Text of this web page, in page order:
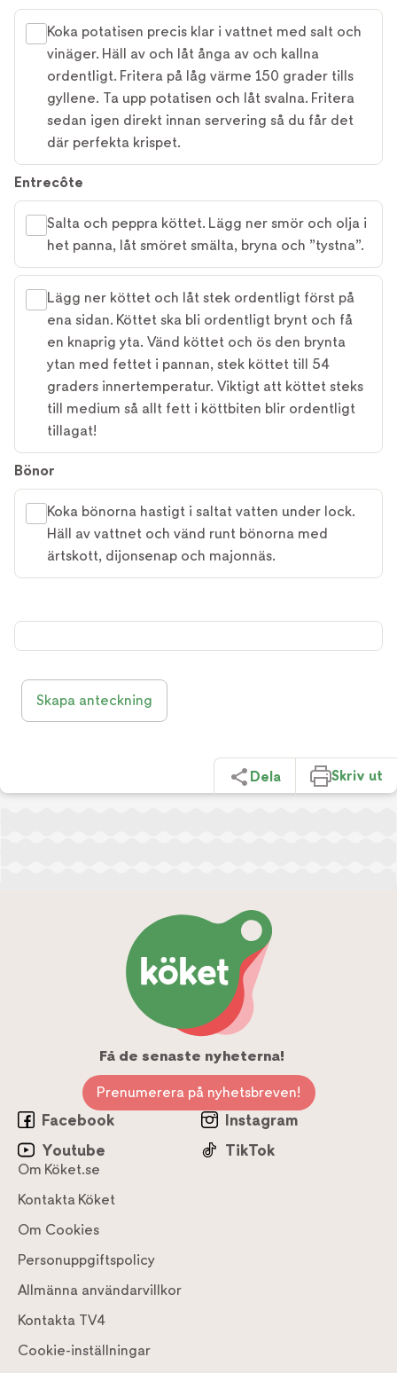
Koka potatisen precis klar i vattnet med salt och
vinäger. Häll av och låt ånga av och kallna
ordentligt. Fritera på låg värme 150 grader tills
gyllene. Ta upp potatisen och låt svalna. Fritera
sedan igen direkt innan servering så du får det
där perfekta krispet.
Entrecôte
Salta och peppra köttet. Lägg ner smör och olja i
het panna, låt smöret smälta, bryna och ”tystna”.
Lägg ner köttet och låt stek ordentligt först på
ena sidan. Köttet ska bli ordentligt brynt och få
en knaprig yta. Vänd köttet och ös den brynta
ytan med fettet i pannan, stek köttet till 54
graders innertemperatur. Viktigt att köttet steks
till medium så allt fett i köttbiten blir ordentligt
tillagat!
Bönor
Koka bönorna hastigt i saltat vatten under lock.
Häll av vattnet och vänd runt bönorna med
ärtskott, dijonsenap och majonnäs.
Skapa anteckning
Dela Skriv ut
Få de senaste nyheterna!
Prenumerera på nyhetsbreven!
Facebook
Instagram
Youtube
TikTok
Om Köket.se
Kontakta Köket
Om Cookies
Personuppgiftspolicy
Allmänna användarvillkor
Kontakta TV4
Cookie-inställningar